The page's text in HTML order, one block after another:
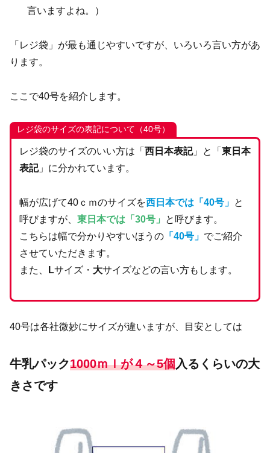
言いますよね。）
「レジ袋」が最も通じやすいですが、いろいろ言い方があ
ります。
ここで40号を紹介します。
レジ袋のサイズの表記について（40号）
レジ袋のサイズのいい方は「 西日本表記」と「 東日本
表記」に分かれています。
幅が広げて40ｃｍのサイズを西日本では「40号」 と
呼びますが、 東日本では「30号」
と呼びます。
こちらは幅で分かりやすいほうの「40号」 でご紹介
させていただきます。
また、
Lサイズ・ 大サイズなどの言い方もします。
40号は各社微妙にサイズが違いますが、目安としては
牛乳パック1000ｍｌが４～5個入るくらいの大
きさです